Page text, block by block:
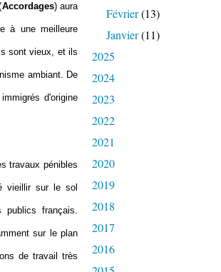
Accordages) aura
à une meilleure
sont vieux, et ils
ambiant. De
d'origine
travaux pénibles
vieillir sur le sol
publics français.
sur le plan
de travail très
Février(13)
Janvier(11)
2025
2024
2023
2022
2021
2020
2019
2018
2017
2016